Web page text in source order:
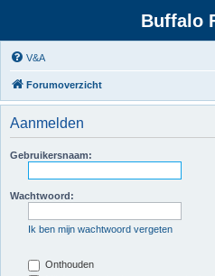
Buffalo
V&A
Forumoverzicht
Aanmelden
Gebruikersnaam:
Wachtwoord:
Ik ben mijn wachtwoord vergeten
Onthouden